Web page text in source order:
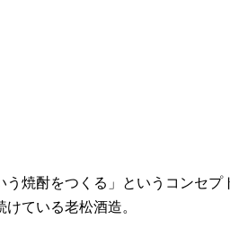
う焼酎をつくる」というコンセ
ている老松酒造。